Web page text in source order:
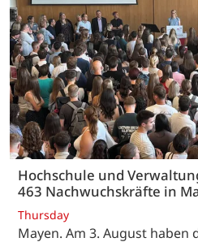
Hochschule und
463 Nachwuchskräfte in
Thursday
Mayen. Am 3. August haben